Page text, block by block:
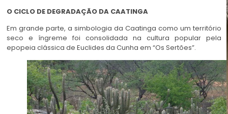
O CICLO DE DEGRADAÇÃO DA CAATINGA
Em grande parte, a simbologia da Caatinga como um território
seco e íngreme foi consolidada na cultura popular pela
epopeia clássica de Euclides da Cunha em “Os Sertões”.